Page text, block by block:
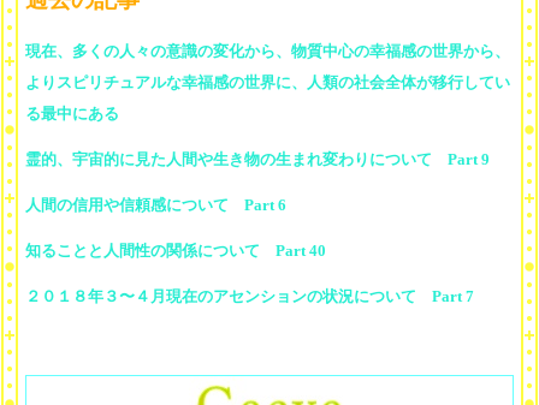
現在、多くの人々の意識の変化から、物質中心の幸福感の世界から、
よりスピリチュアルな幸福感の世界に、人類の社会全体が移行してい
る最中にある
霊的、宇宙的に見た人間や生き物の生まれ変わりについて Part 9
人間の信用や信頼感について Part 6
知ることと人間性の関係について Part 40
２０１８年３〜４月現在のアセンションの状況について Part 7